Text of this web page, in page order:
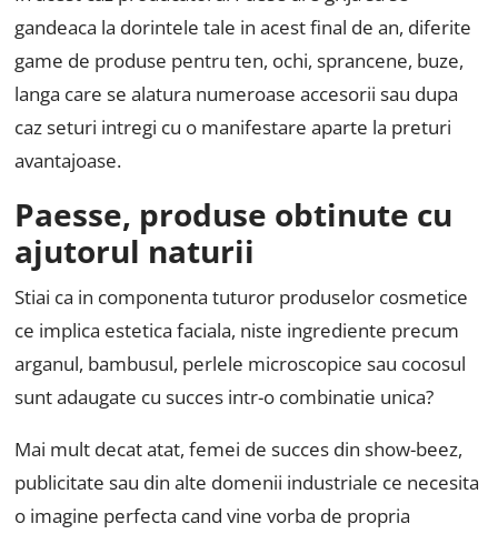
gandeaca la dorintele tale in acest final de an, diferite
game de produse pentru ten, ochi, sprancene, buze,
langa care se alatura numeroase accesorii sau dupa
caz seturi intregi cu o manifestare aparte la preturi
avantajoase.
Paesse, produse obtinute cu
ajutorul naturii
Stiai ca in componenta tuturor produselor cosmetice
ce implica estetica faciala, niste ingrediente precum
arganul, bambusul, perlele microscopice sau cocosul
sunt adaugate cu succes intr-o combinatie unica?
Mai mult decat atat, femei de succes din show-beez,
publicitate sau din alte domenii industriale ce necesita
o imagine perfecta cand vine vorba de propria